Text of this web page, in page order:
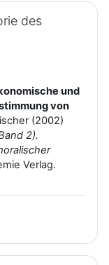
des
und
von
(2002)
2).
Verlag.